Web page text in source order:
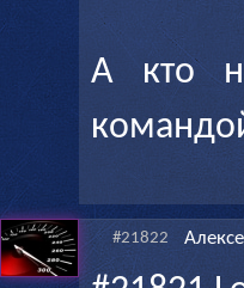
А кто
#21822